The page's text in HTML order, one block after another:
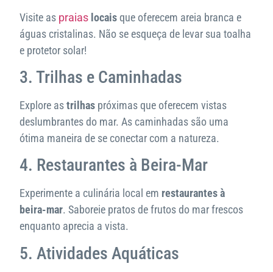
Visite as praias locaisque oferecem areia branca e
águas cristalinas. Não se esqueça de levar sua toalha
e protetor solar!
3. Trilhas e Caminhadas
Explore astrilhas próximas que oferecem vistas
deslumbrantes do mar. As caminhadas são uma
ótima maneira de se conectar com a natureza.
4. Restaurantes à Beira-Mar
Experimente a culinária local em restaurantes à
beira-mar. Saboreie pratos de frutos do mar frescos
enquanto aprecia a vista.
5. Atividades Aquáticas